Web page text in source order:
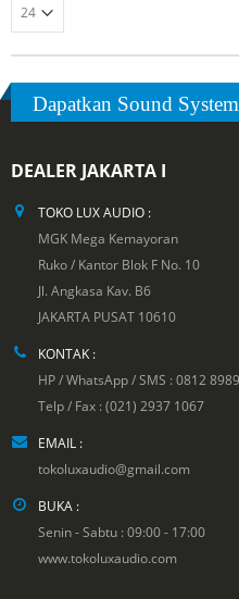
Dapatkan Sound
DEALER JAKARTA I
TOKO LUX AUDIO :
MGK Mega Kemayoran
Ruko / Kantor Blok F No. 10
Jl. Angkasa Kav. B6
JAKARTA PUSAT 10610
KONTAK :
HP / WhatsApp / SMS : 0812
Telp / Fax : (021) 2937 1067
EMAIL :
tokoluxaudio@gmail.com
BUKA :
Senin - Sabtu : 09:00 - 17:00
www.tokoluxaudio.com